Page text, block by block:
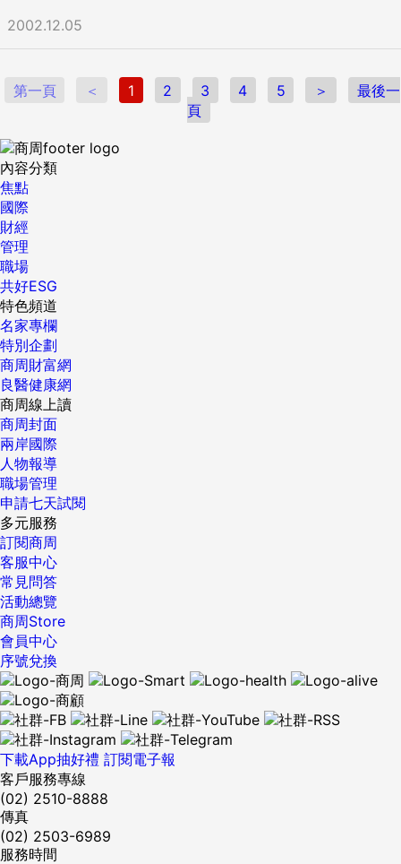
點」、「便宜」、「沒有錢的學生」、「迅速」、「行程緊湊
沒有時間的商務人士」等（見圖3-6）。 其次，是將擷取出來
現聯結關係。最後，再將它們整理成樹狀圖的形式來「建立結
構」。 不論是閱讀文章時想要整理重點與脈絡，或是開會時要
將腦力激盪、創意發想的點子整理出具體的想法，都可以利用
樹狀圖來呈現。 然而，萃取資訊到歸納分類是個很花時間的過
程，有時候甚至需要反覆的嘗試才能找到適當的呈現方式。對
於職場工作者來說，時常需要在時間壓力下，快速的整理出結
構化的資料、或是組織出言之有據的表達內容，讓人一看就
懂。 這個時候該怎麼辦？關鍵在於找到對的切入點。 提升速
度與品質的關鍵：找到對的切入點 一般在產出樹狀圖的時候，
會採取從原始內容中萃取資訊點，然後向上歸納的方式。但
是，有經驗的高效思考者，會由找到切入點開始著手，然後往
下展開思考的過程，不僅是速度快上許多，產出的樹狀圖也會
有較高的品質（見圖3-7）。 舉例來說，在構思新產品的行銷
策略時，我們可能會先集思廣益蒐集各種想法，像是產品規
格、產品設計、廣告通路、價格定位、宣傳手法等等，然後再
歸納分類、整理為結構化的策略樹狀圖。 但是有經驗的資深老
手，可能會採取另外一種方式，很快想到從行銷4P切入。 將
行銷策略從產品（Product）、價格（Price）、通路
（Place）與推廣（Promotion）四個面向往下展開，逐一思考
細項策略；或是分派團隊成員各自負責一個面向、再討論整合
為一個完整的行銷策略（見圖3-8）。 如此一來，提升了效
率、也能獲得較高的品質，思考得更周全。 {DS_BOX_28418}
2002.12.05
第一頁 ＜ 1 2 3 4 5 ＞
最後一
頁
內容分類
焦點
國際
財經
管理
職場
共好ESG
特色頻道
名家專欄
特別企劃
商周財富網
良醫健康網
商周線上讀
商周封面
兩岸國際
人物報導
職場管理
申請七天試閱
多元服務
訂閱商周
客服中心
常見問答
活動總覽
商周Store
會員中心
序號兌換
下載App抽好禮 訂閱電子報
客戶服務專線
(02) 2510-8888
傳真
(02) 2503-6989
服務時間